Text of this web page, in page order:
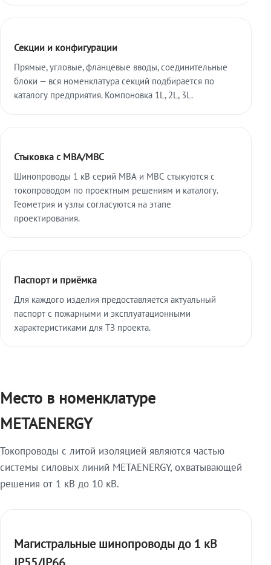
Секции и конфигурации
Прямые, угловые, фланцевые вводы, соединительные
блоки — вся номенклатура секций подбирается по
каталогу предприятия. Компоновка 1L, 2L, 3L.
Стыковка с МВА/МВС
Шинопроводы 1 кВ серий МВА и МВС стыкуются с
токопроводом по проектным решениям и каталогу.
Геометрия и узлы согласуются на этапе
проектирования.
Паспорт и приёмка
Для каждого изделия предоставляется актуальный
паспорт с пожарными и эксплуатационными
характеристиками для ТЗ проекта.
Место в номенклатуре
METAENERGY
Токопроводы с литой изоляцией являются частью
системы силовых линий METAENERGY, охватывающей
решения от 1 кВ до 10 кВ.
Магистральные шинопроводы до 1 кВ